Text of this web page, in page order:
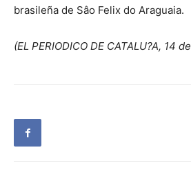
brasileña de Sâo Felix do Araguaia.
(EL PERIODICO DE CATALU?A, 14